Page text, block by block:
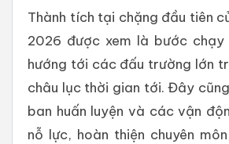
Thành tích tại chặng đầu tiên
2026 được xem là bước
hướng tới các đấu trường lớn
châu lục thời gian tới. Đây
ban huấn luyện và các vận
nỗ lực, hoàn thiện chuyên